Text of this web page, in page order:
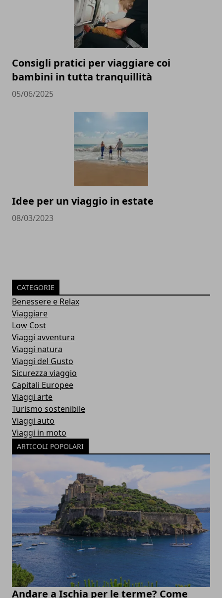
Consigli pratici per viaggiare coi
bambini in tutta tranquillità
05/06/2025
Idee per un viaggio in estate
08/03/2023
CATEGORIE
Benessere e Relax
Viaggiare
Low Cost
Viaggi avventura
Viaggi natura
Viaggi del Gusto
Sicurezza viaggio
Capitali Europee
Viaggi arte
Turismo sostenibile
Viaggi auto
Viaggi in moto
ARTICOLI POPOLARI
Andare a Ischia per le terme? Come